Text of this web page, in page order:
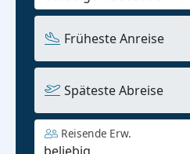
Früheste Anreise
Späteste Abreise
Reisende Erw.